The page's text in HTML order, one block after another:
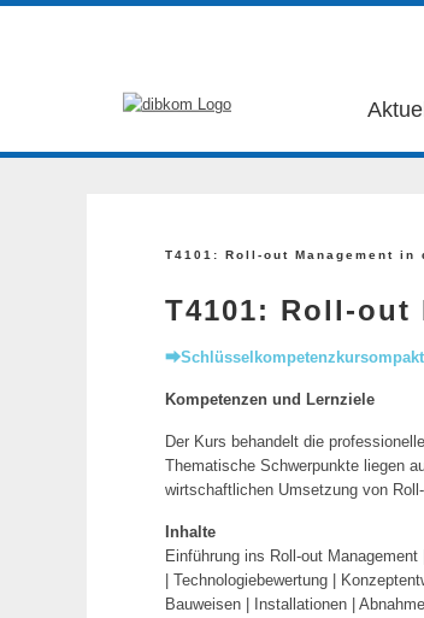
T4101: Roll-out Management in
T4101: Roll-out
Kompetenzen und Lernziele
Der Kurs behandelt die
Thematische Schwerpunkte liegen
wirtschaftlichen Umsetzung von
Inhalte
Einführung ins Roll-out
| Technologiebewertung |
Bauweisen | Installationen | Abnahme